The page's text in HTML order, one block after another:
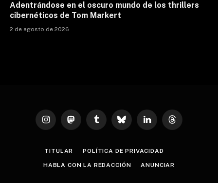
Adentrándose en el oscuro mundo de los thrillers
cibernéticos de Tom Markert
2 de agosto de 2026
InstagramMastodonTumblr Bluesky LinkedInThreads
TITULAR POLÍTICA DE PRIVACIDAD
HABLA CON LA REDACCIÓN ANUNCIAR